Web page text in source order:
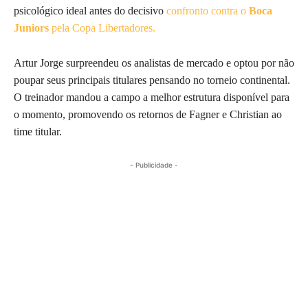
psicológico ideal antes do decisivo confronto contra o Boca
Juniors pela Copa Libertadores.
Artur Jorge surpreendeu os analistas de mercado e optou por não
poupar seus principais titulares pensando no torneio continental.
O treinador mandou a campo a melhor estrutura disponível para
o momento, promovendo os retornos de Fagner e Christian ao
time titular.
- Publicidade -